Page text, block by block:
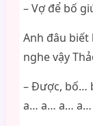
– Vợ để bố
Anh đâu biết
nghe vậy
– Được, bố…
a… a… a… a…